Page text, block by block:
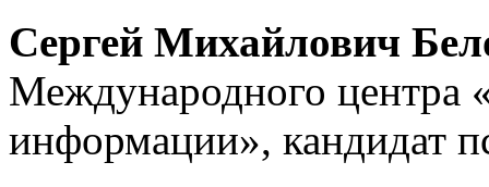
Сергей Михайлович
Международного центра
информации», кандидат